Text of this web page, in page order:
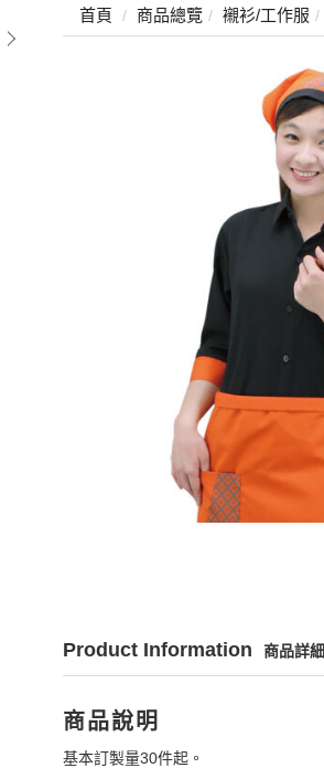
首頁 商品總覽 襯衫/工作服
Product Information 商品詳細
商品說明
基本訂製量30件起。